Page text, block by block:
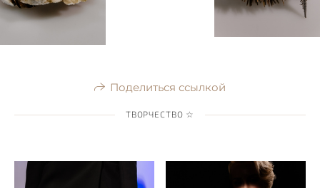
Поделиться ссылкой
ТВОРЧЕСТВО ☆